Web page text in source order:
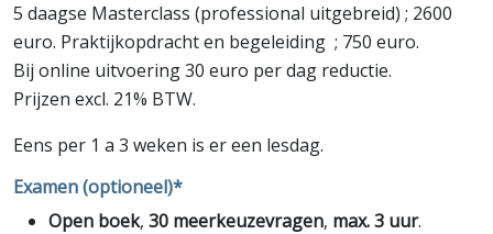
5 daagse Masterclass (professional uitgebreid) ; 2600
euro. Praktijkopdracht en begeleiding ; 750 euro.
Bij online uitvoering 30 euro per dag reductie.
Prijzen excl. 21% BTW.
Eens per 1 a 3 weken is er een lesdag.
Examen (optioneel)*
Open boek, 30 meerkeuzevragen, max. 3 uur.